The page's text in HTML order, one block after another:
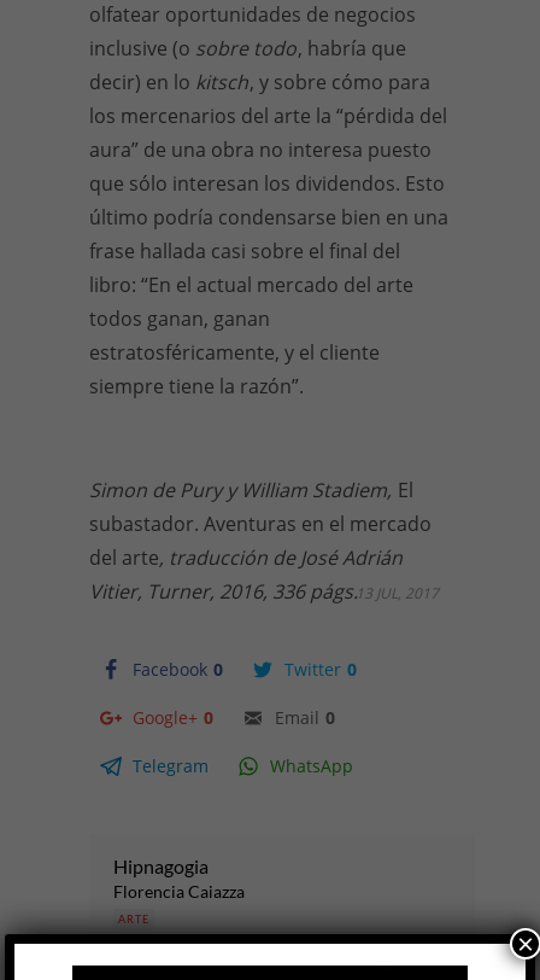
olfatear oportunidades de negocios
inclusive (o sobre todo, habría que
decir) en lo kitsch, y sobre cómo para
los mercenarios del arte la “pérdida del
aura” de una obra no interesa puesto
que sólo interesan los dividendos. Esto
último podría condensarse bien en una
frase hallada casi sobre el final del
libro: “En el actual mercado del arte
todos ganan, ganan
estratosféricamente, y el cliente
siempre tiene la razón”.
Simon de Pury y William Stadiem, El
subastador. Aventuras en el mercado
del arte, traducción de José Adrián
Vitier, Turner, 2016, 336 págs.
Facebook 0 Twitter 0
Google+ 0 Email 0
Telegram WhatsApp
13 JUL, 2017
Hipnagogia
Florencia Caiazza
ARTE
Mami Goda ×